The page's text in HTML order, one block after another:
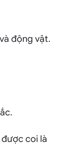
động vật.
coi là